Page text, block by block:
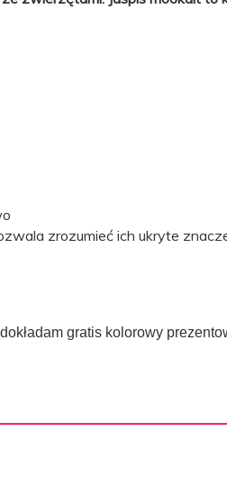
zrozumieć ich ukryte
gratis kolorowy